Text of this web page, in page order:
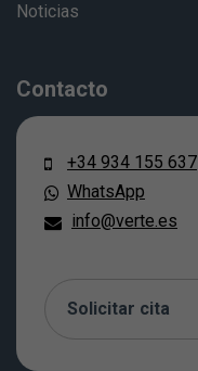
Noticias
Contacto
+34 934 155 637
WhatsApp
info@verte.es
Solicitar cita